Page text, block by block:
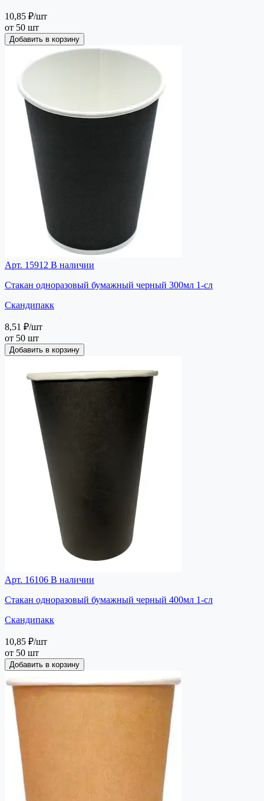
10,85 ₽/шт
от 50 шт
Добавить в корзину
Арт. 15912 В наличии
Стакан одноразовый бумажный черный 300мл 1-сл
Скандипакк
8,51 ₽/шт
от 50 шт
Добавить в корзину
Арт. 16106 В наличии
Стакан одноразовый бумажный черный 400мл 1-сл
Скандипакк
10,85 ₽/шт
от 50 шт
Добавить в корзину